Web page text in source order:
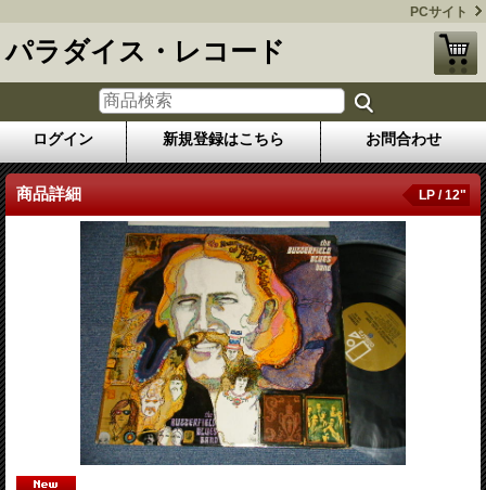
PCサイト
パラダイス・レコード
ログイン 新規登録はこちら お問合わせ
商品詳細 LP / 12"